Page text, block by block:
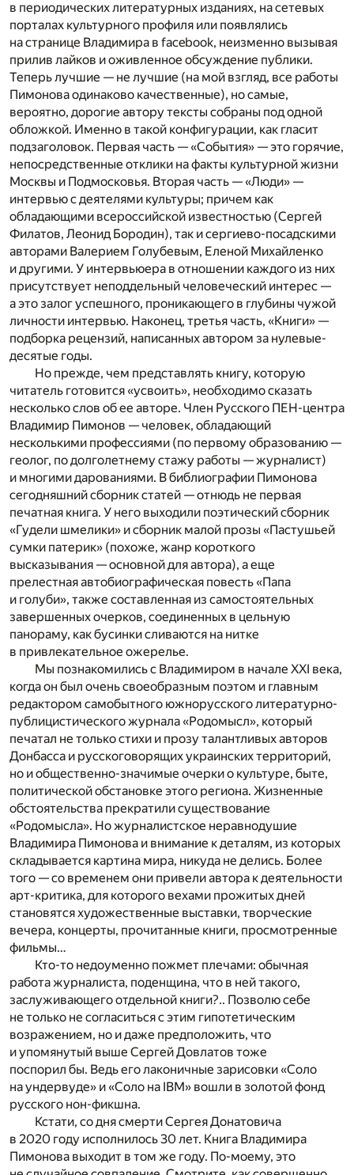
в периодических литературных изданиях, на сетевых
порталах культурного профиля или появлялись
на странице Владимира в facebook, неизменно вызывая
прилив лайков и оживленное обсуждение публики.
Теперь лучшие — не лучшие (на мой взгляд, все работы
Пимонова одинаково качественные), но самые,
вероятно, дорогие автору тексты собраны под одной
обложкой. Именно в такой конфигурации, как гласит
подзаголовок. Первая часть — «События» — это горячие,
непосредственные отклики на факты культурной жизни
Москвы и Подмосковья. Вторая часть — «Люди» —
интервью с деятелями культуры; причем как
обладающими всероссийской известностью (Сергей
Филатов, Леонид Бородин), так и сергиево-посадскими
авторами Валерием Голубевым, Еленой Михайленко
и другими. У интервьюера в отношении каждого из них
присутствует неподдельный человеческий интерес —
а это залог успешного, проникающего в глубины чужой
личности интервью. Наконец, третья часть, «Книги» —
подборка рецензий, написанных автором за нулевые-
десятые годы.
Но прежде, чем представлять книгу, которую
читатель готовится «усвоить», необходимо сказать
несколько слов об ее авторе. Член Русского ПЕН-центра
Владимир Пимонов — человек, обладающий
несколькими профессиями (по первому образованию —
геолог, по долголетнему стажу работы — журналист)
и многими дарованиями. В библиографии Пимонова
сегодняшний сборник статей — отнюдь не первая
печатная книга. У него выходили поэтический сборник
«Гудели шмелики» и сборник малой прозы «Пастушьей
сумки патерик» (похоже, жанр короткого
высказывания — основной для автора), а еще
прелестная автобиографическая повесть «Папа
и голуби», также составленная из самостоятельных
завершенных очерков, соединенных в цельную
панораму, как бусинки сливаются на нитке
в привлекательное ожерелье.
Мы познакомились с Владимиром в начале XXI века,
когда он был очень своеобразным поэтом и главным
редактором самобытного южнорусского литературно-
публицистического журнала «Родомысл», который
печатал не только стихи и прозу талантливых авторов
Донбасса и русскоговорящих украинских территорий,
но и общественно-значимые очерки о культуре, быте,
политической обстановке этого региона. Жизненные
обстоятельства прекратили существование
«Родомысла». Но журналистское неравнодушие
Владимира Пимонова и внимание к деталям, из которых
складывается картина мира, никуда не делись. Более
того — со временем они привели автора к деятельности
арт-критика, для которого вехами прожитых дней
становятся художественные выставки, творческие
вечера, концерты, прочитанные книги, просмотренные
фильмы…
Кто-то недоуменно пожмет плечами: обычная
работа журналиста, поденщина, что в ней такого,
заслуживающего отдельной книги?.. Позволю себе
не только не согласиться с этим гипотетическим
возражением, но и даже предположить, что
и упомянутый выше Сергей Довлатов тоже
поспорил бы. Ведь его лаконичные зарисовки «Соло
на ундервуде» и «Соло на IBM» вошли в золотой фонд
русского нон-фикшна.
Кстати, со дня смерти Сергея Донатовича
в 2020 году исполнилось 30 лет. Книга Владимира
Пимонова выходит в том же году. По-моему, это